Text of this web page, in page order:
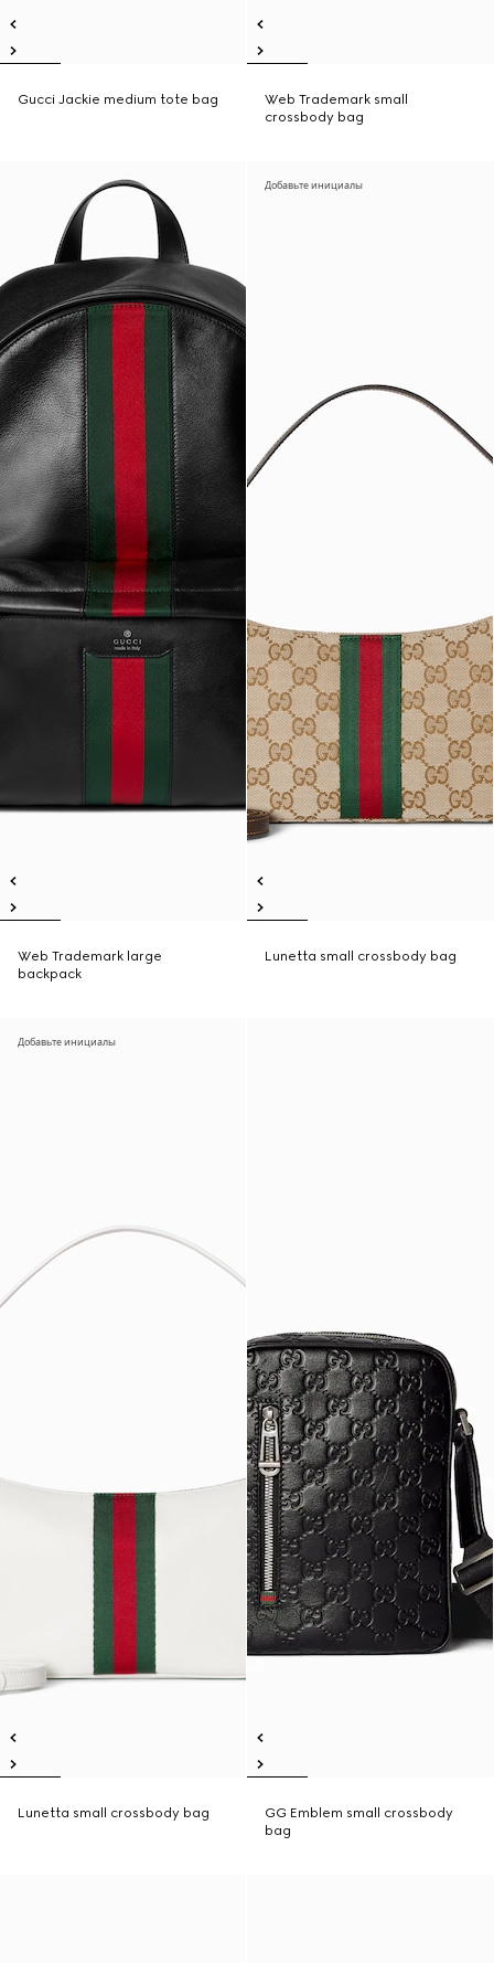
Gucci Jackie medium tote bag
Web Trademark small
crossbody bag
Web Trademark large
backpack
Добавьте инициалы
Lunetta small crossbody bag
Добавьте инициалы
Lunetta small crossbody bag
GG Emblem small crossbody
bag